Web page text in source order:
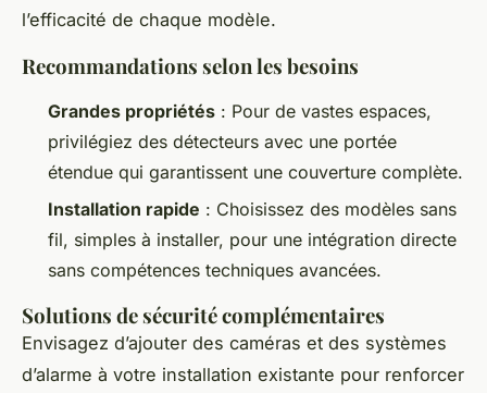
l’efficacité de chaque modèle.
Recommandations selon les besoins
Grandes propriétés : Pour de vastes espaces,
privilégiez des détecteurs avec une portée
étendue qui garantissent une couverture complète.
Installation rapide : Choisissez des modèles sans
fil, simples à installer, pour une intégration directe
sans compétences techniques avancées.
Solutions de sécurité complémentaires
Envisagez d’ajouter des caméras et des systèmes
d’alarme à votre installation existante pour renforcer